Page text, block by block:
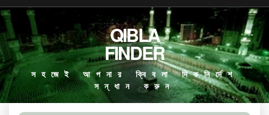
QIBLA
FINDER
সহজেই আপনার ক্বিবলা দিকনির্দেশ
সন্ধান করুন